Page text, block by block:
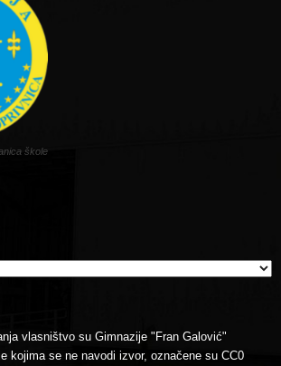
škole
vlasništvo su Gimnazije "Fran Galović"
kojima se ne navodi izvor, označene su CC0